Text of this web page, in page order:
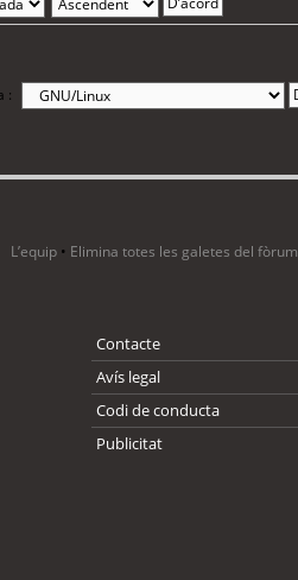
:
L’equip • Elimina totes les galetes del fòrum
Contacte
Avís legal
Codi de conducta
Publicitat